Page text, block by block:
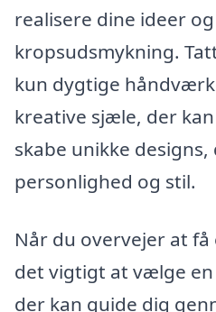
realisere dine ideer
kropsudsmykning.
kun dygtige
kreative sjæle, der
skabe unikke
personlighed og stil.
Når du overvejer at
det vigtigt at vælge
der kan guide dig